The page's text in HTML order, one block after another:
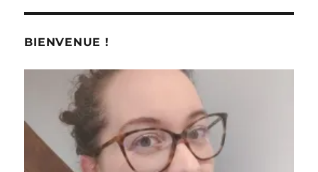
BIENVENUE !